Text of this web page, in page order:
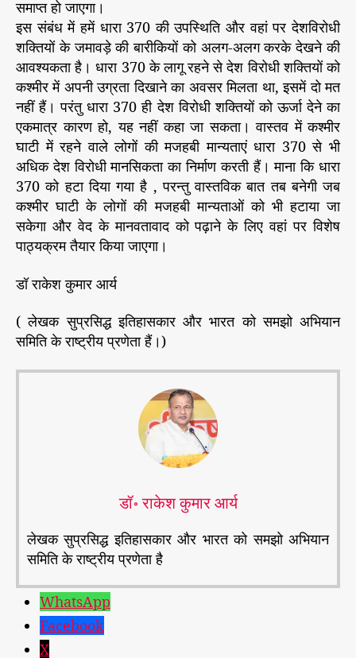
समाप्त हो जाएगा।
इस संबंध में हमें धारा 370 की उपस्थिति और वहां पर देशविरोधी
शक्तियों के जमावड़े की बारीकियों को अलग-अलग करके देखने की
आवश्यकता है। धारा 370 के लागू रहने से देश विरोधी शक्तियों को
कश्मीर में अपनी उग्रता दिखाने का अवसर मिलता था, इसमें दो मत
नहीं हैं। परंतु धारा 370 ही देश विरोधी शक्तियों को ऊर्जा देने का
एकमात्र कारण हो, यह नहीं कहा जा सकता। वास्तव में कश्मीर
घाटी में रहने वाले लोगों की मजहबी मान्यताएं धारा 370 से भी
अधिक देश विरोधी मानसिकता का निर्माण करती हैं। माना कि धारा
370 को हटा दिया गया है , परन्तु वास्तविक बात तब बनेगी जब
कश्मीर घाटी के लोगों की मजहबी मान्यताओं को भी हटाया जा
सकेगा और वेद के मानवतावाद को पढ़ाने के लिए वहां पर विशेष
पाठ्यक्रम तैयार किया जाएगा।
डॉ राकेश कुमार आर्य
( लेखक सुप्रसिद्ध इतिहासकार और भारत को समझो अभियान
समिति के राष्ट्रीय प्रणेता हैं।)
डॉ॰ राकेश कुमार आर्य
लेखक सुप्रसिद्ध इतिहासकार और भारत को समझो अभियान
समिति के राष्ट्रीय प्रणेता है
WhatsApp
Facebook
X